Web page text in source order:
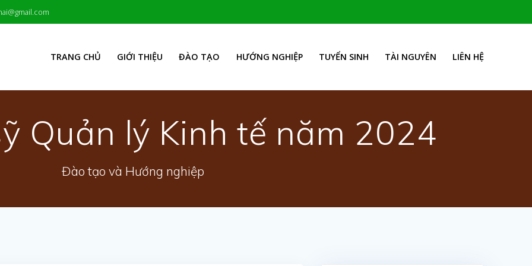
TRANG CHỦ GIỚI THIỆU ĐÀO TẠO HƯỚNG NGHIỆP TUYỂN SINH TÀI NGUYÊN LIÊN HỆ
Quản lý Kinh tế năm 2024
Đào tạo và Hướng nghiệp